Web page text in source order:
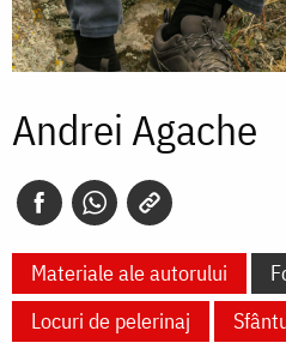
Andrei Agache
Materiale ale autorului
Locuri de pelerinaj